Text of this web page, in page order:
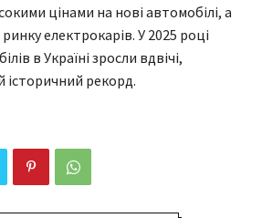
цінами на нові автомобілі, а
електрокарів. У 2025 році
в Україні зросли вдвічі,
рекорд.